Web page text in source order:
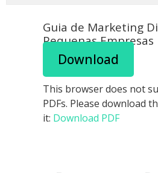
Guia de Marketing
Pequenas Empresas
Download
This browser does not
PDFs. Please download
it: Download PDF